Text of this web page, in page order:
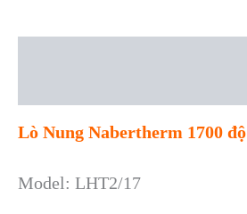
Lò Nung Nabertherm 1700 độ
Model: LHT2/17